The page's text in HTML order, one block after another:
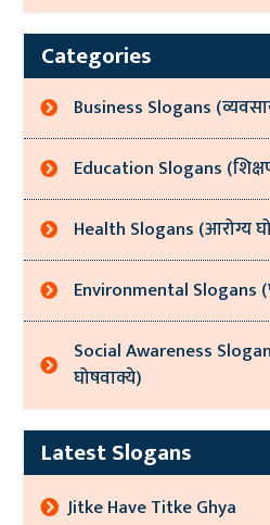
Categories
Business Slogans
Education Slogans
Health Slogans (आरोग्य
Environmental Slogans
Social Awareness
घोषवाक्ये)
Latest Slogans
Jitke Have Titke Ghya